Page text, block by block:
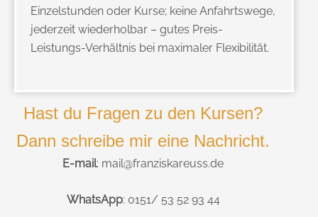
Einzelstunden oder Kurse; keine Anfahrtswege,
jederzeit wiederholbar – gutes Preis-
Leistungs-Verhältnis bei maximaler Flexibilität.
Hast du Fragen zu den Kursen?
Dann schreibe mir eine Nachricht.
E-mail: mail@franziskareuss.de
WhatsApp: 0151/ 53 52 93 44